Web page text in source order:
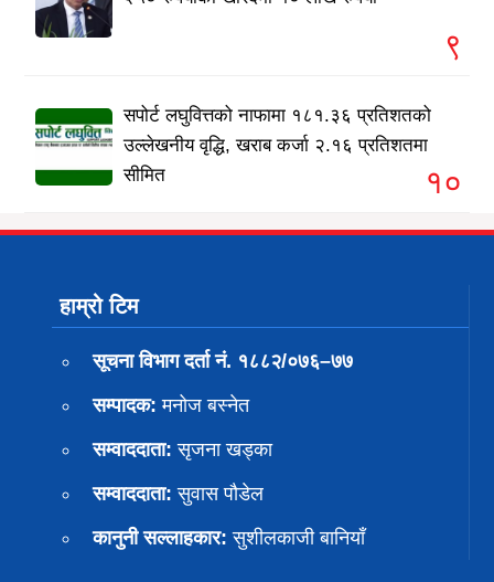
९
सपोर्ट लघुवित्तको नाफामा १८१.३६ प्रतिशतको
उल्लेखनीय वृद्धि, खराब कर्जा २.१६ प्रतिशतमा
सीमित
१०
हाम्रो टिम
सूचना विभाग दर्ता नं. १८८२/०७६–७७
सम्पादक: मनोज बस्नेत
सम्वाददाता: सृजना खड्का
सम्वाददाता: सुवास पाैडेल
कानुनी सल्लाहकार: सुशीलकाजी बानियाँ